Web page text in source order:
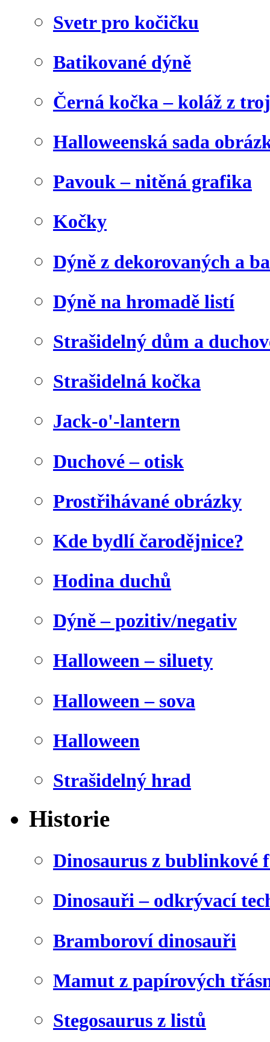
Svetr pro kočičku
Batikované dýně
Černá kočka – koláž z
Halloweenská sada
Pavouk – nitěná grafika
Kočky
Dýně z dekorovaných a
Dýně na hromadě listí
Strašidelný dům a
Strašidelná kočka
Jack-o'-lantern
Duchové – otisk
Prostřihávané obrázky
Kde bydlí čarodějnice?
Hodina duchů
Dýně – pozitiv/negativ
Halloween – siluety
Halloween – sova
Halloween
Strašidelný hrad
Historie
Dinosaurus z bublinkové
Dinosauři – odkrývací
Bramboroví dinosauři
Mamut z papírových
Stegosaurus z listů